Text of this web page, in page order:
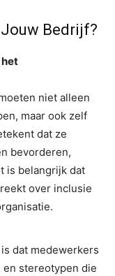
Bedrijf?
niet alleen
maar ook zelf
dat ze
bevorderen,
is belangrijk dat
over inclusie
dat medewerkers
stereotypen die